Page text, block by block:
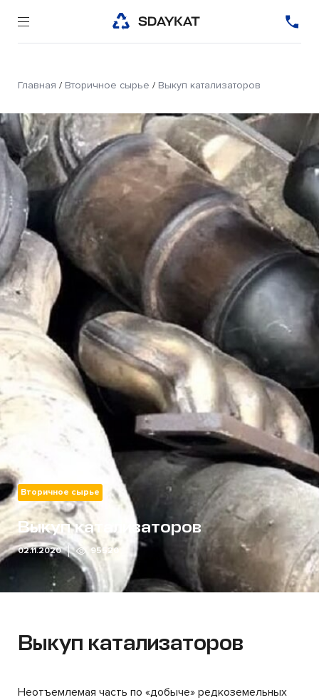
Главная / Вторичное сырье / Выкуп катализаторов
Вторичное сырье
Выкуп катализаторов
02.11.2020 95520
Выкуп катализаторов
Неотъемлемая часть по «добыче» редкоземельных